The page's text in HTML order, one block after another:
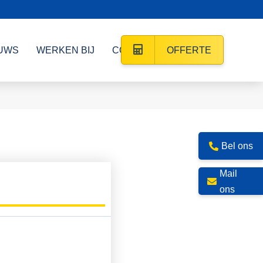
WERKEN BIJ CONTACT OFFERTE
Bel ons
Mail
ons